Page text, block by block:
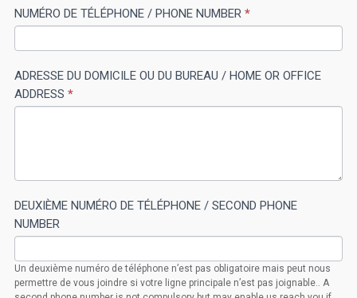
NUMÉRO DE TÉLÉPHONE / PHONE NUMBER *
ADRESSE DU DOMICILE OU DU BUREAU / HOME OR OFFICE
ADDRESS *
DEUXIÈME NUMÉRO DE TÉLÉPHONE / SECOND PHONE
NUMBER
Un deuxième numéro de téléphone n’est pas obligatoire mais peut nous
permettre de vous joindre si votre ligne principale n’est pas joignable.. A